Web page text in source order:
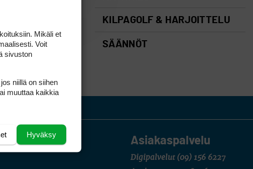
KILPAGOLF & HARJOITTELU
SÄÄNNÖT
Asiakaspalvelu
Digipalvelut (09) 156 6227
Mikäli et
Voit
sivuston
niillä on siihen
muuttaa kaikkia
Hyväksy